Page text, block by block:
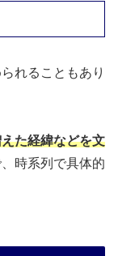
れることもあり
た経緯などを文
時系列で具体的